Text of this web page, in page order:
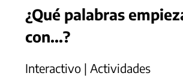
¿Qué palabras
con...?
Interactivo | Actividades